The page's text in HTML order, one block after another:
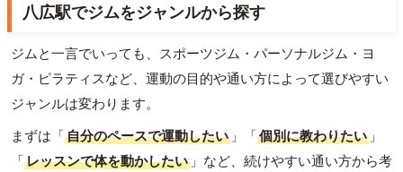
八広駅でジムをジャンルから探す
ジムと一言でいっても、スポーツジム・パーソナルジム・ヨ
ガ・ピラティスなど、運動の目的や通い方によって選びやすい
ジャンルは変わります。
まずは「自分のペースで運動したい 」「個別に教わりたい 」
「レッスンで体を動かしたい 」など、続けやすい通い方から考